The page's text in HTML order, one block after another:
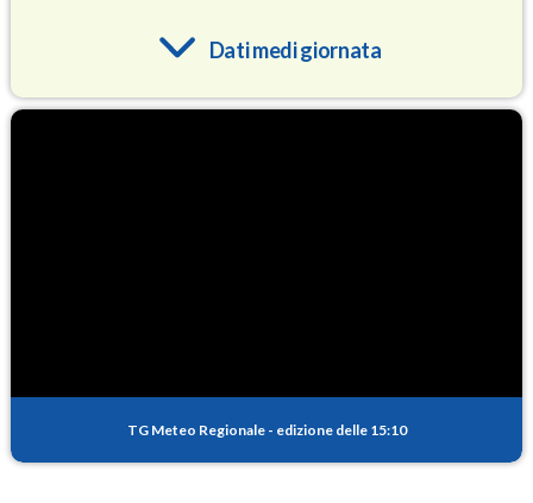
Dati medi giornata
PM25
TG Meteo Regionale - edizione delle 15:10